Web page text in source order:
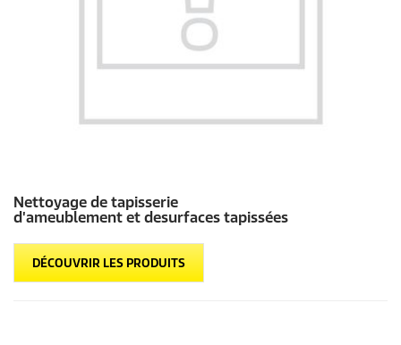
Nettoyage de tapisserie
d'ameublement et desurfaces tapissées
DÉCOUVRIR LES PRODUITS